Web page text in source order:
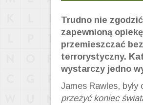
Trudno nie
zapewnioną
przemieszczać
terrorystyczny.
wystarczy jedno
James Rawles,
przeżyć koniec